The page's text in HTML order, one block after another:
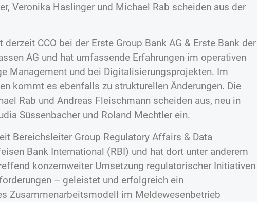
Veronika Haslinger und Michael Rab scheiden aus der
CCO bei der Erste Group Bank AG & Erste Bank der
AG und hat umfassende Erfahrungen im operativen
Management und bei Digitalisierungsprojekten. Im
kommt es ebenfalls zu strukturellen Änderungen. Die
Rab und Andreas Fleischmann scheiden aus, neu in
Süssenbacher und Roland Mechtler ein.
Bereichsleiter Group Regulatory Affairs & Data
Bank International (RBI) und hat dort unter anderem
konzernweiter Umsetzung regulatorischer Initiativen
– geleistet und erfolgreich ein
Zusammenarbeitsmodell im Meldewesenbetrieb